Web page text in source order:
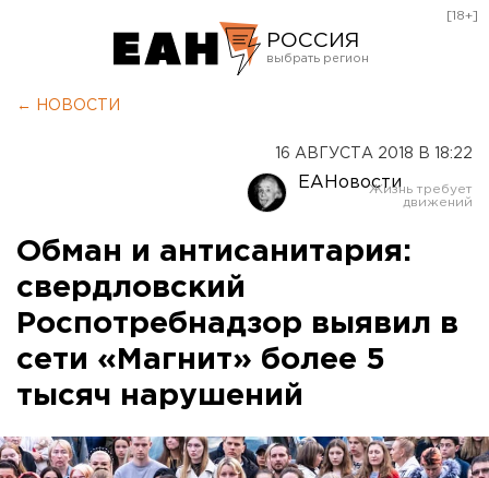
РОССИЯ
Оренбург
[18+]
← НОВОСТИ
16 АВГУСТА 2018 В 18:22
ЕАНовости
Обман и антисанитария:
свердловский
Роспотребнадзор выявил в
сети «Магнит» более 5
тысяч нарушений